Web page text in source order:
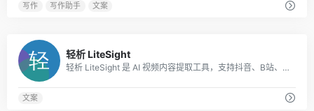
写作 写作助手 文案
轻析 LiteSight
轻析 LiteSight 是 AI 视频内容提取工具，支持抖音、B站、快手、小红书、微博链接解析，一键完成短视频文案提取、结构化大纲生成与思维导图导出。
文案